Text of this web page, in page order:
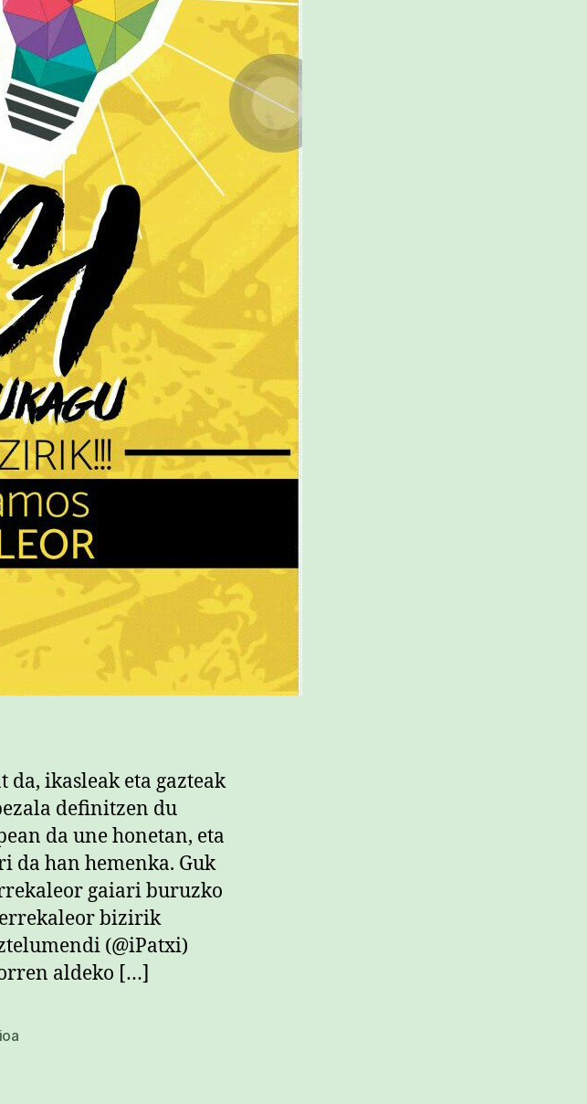
ikasleak eta gazteak
definitzen du
da une honetan, eta
da han hemenka. Guk
gaiari buruzko
bizirik
(@iPatxi)
aldeko […]